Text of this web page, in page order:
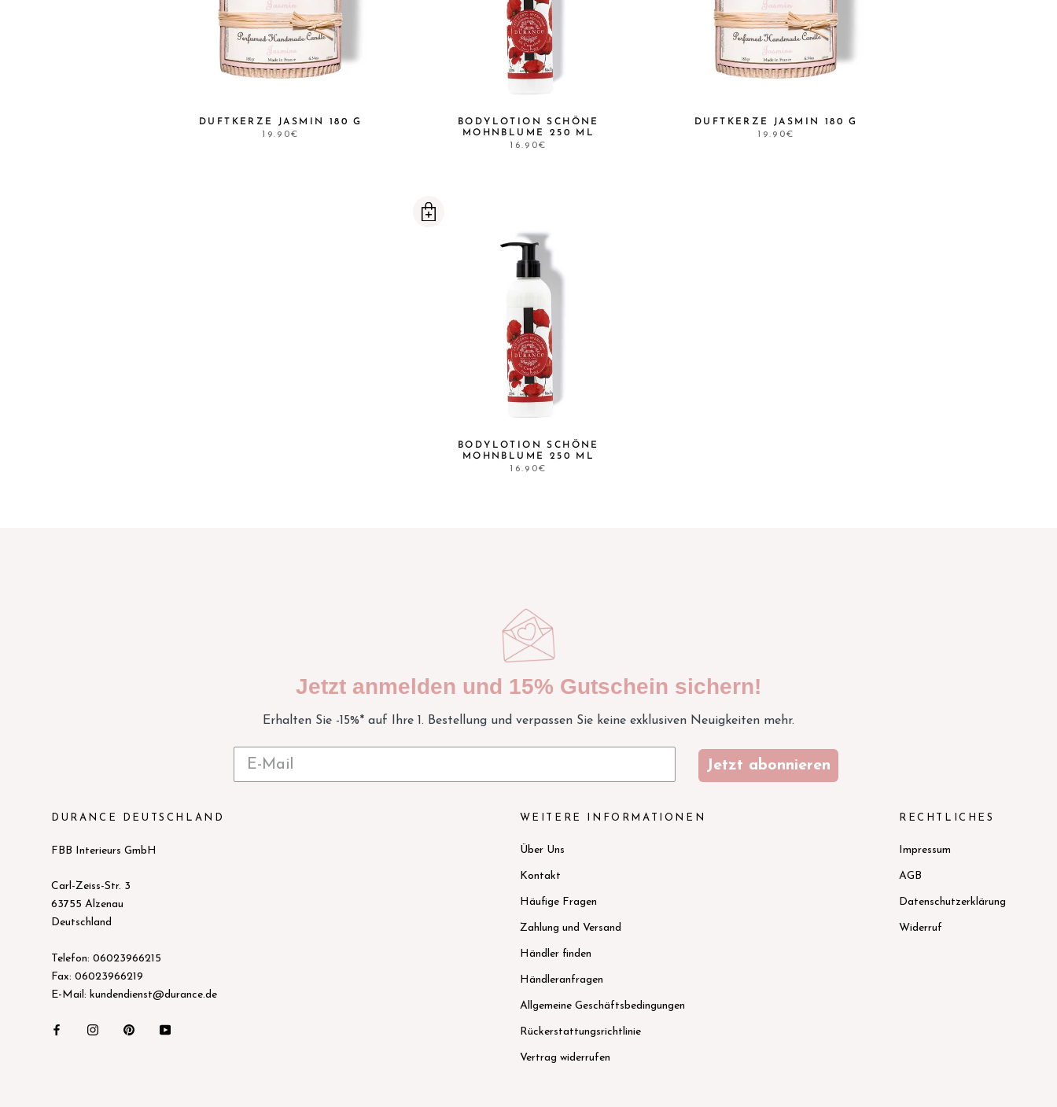
DUFTKERZE JASMIN 180 G
19.90€
BODYLOTION SCHÖNE
MOHNBLUME 250 ML
16.90€
DUFTKERZE JASMIN 180 G
19.90€
BODYLOTION SCHÖNE
MOHNBLUME 250 ML
16.90€
Jetzt anmelden und 15% Gutschein sichern!
Erhalten Sie -15%* auf Ihre 1. Bestellung und verpassen Sie keine exklusiven Neuigkeiten mehr.
Jetzt abonnieren
DURANCE DEUTSCHLAND
FBB Interieurs GmbH
Carl-Zeiss-Str. 3
63755 Alzenau
Deutschland
Telefon: 06023966215
Fax: 06023966219
E-Mail: kundendienst@durance.de
WEITERE INFORMATIONEN
Über Uns
Kontakt
Häufige Fragen
Zahlung und Versand
Händler finden
Händleranfragen
Allgemeine Geschäftsbedingungen
Rückerstattungsrichtlinie
Vertrag widerrufen
RECHTLICHES
Impressum
AGB
Datenschutzerklärung
Widerruf